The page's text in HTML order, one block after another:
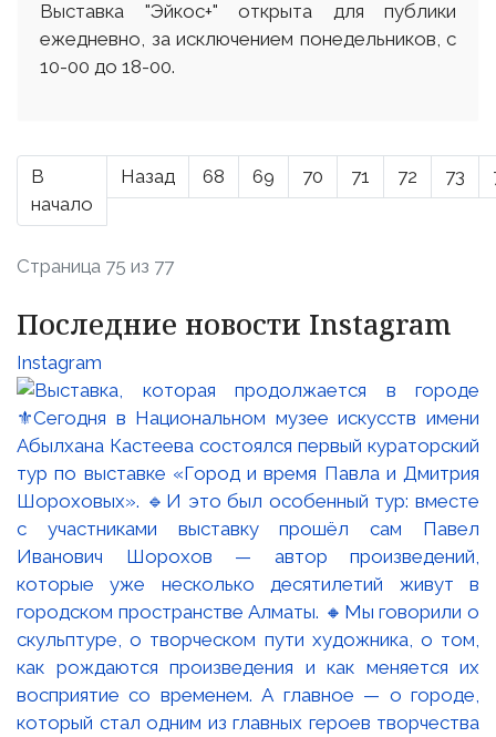
Выставка "Эйкос+" открыта для публики
ежедневно, за исключением понедельников, с
10-00 до 18-00.
В
начало
Назад 68 69 70 71 72 73
Страница 75 из 77
Последние новости Instagram
Instagram